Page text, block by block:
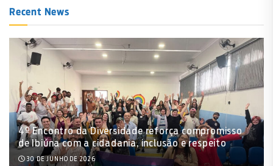
Recent News
4º Encontro da Diversidade reforça compromisso
de Ibiúna com a cidadania, inclusão e respeito
30 DE JUNHO DE 2026